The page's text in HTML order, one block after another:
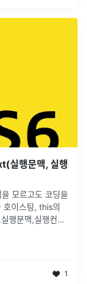
행문맥, 실행
모르고도 코딩을
호이스팅, this의
행문맥,실행컨텍
1